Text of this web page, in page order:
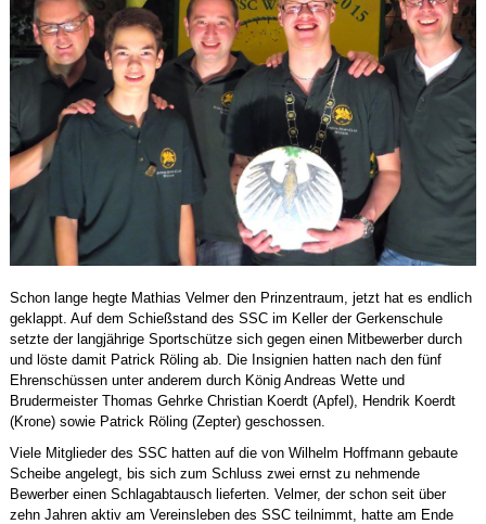
Schon lange hegte Mathias Velmer den Prinzentraum, jetzt hat es endlich
geklappt. Auf dem Schießstand des SSC im Keller der Gerkenschule
setzte der langjährige Sportschütze sich gegen einen Mitbewerber durch
und löste damit Patrick Röling ab. Die Insignien hatten nach den fünf
Ehrenschüssen unter anderem durch König Andreas Wette und
Brudermeister Thomas Gehrke Christian Koerdt (Apfel), Hendrik Koerdt
(Krone) sowie Patrick Röling (Zepter) geschossen.
Viele Mitglieder des SSC hatten auf die von Wilhelm Hoffmann gebaute
Scheibe angelegt, bis sich zum Schluss zwei ernst zu nehmende
Bewerber einen Schlagabtausch lieferten. Velmer, der schon seit über
zehn Jahren aktiv am Vereinsleben des SSC teilnimmt, hatte am Ende